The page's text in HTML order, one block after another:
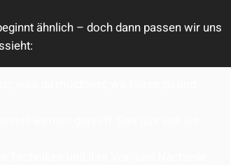
ähnlich – doch dann passen wir uns